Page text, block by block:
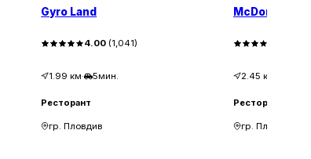
Gyro Land
4.00 (1,041)
1.99 км· 5мин.
Ресторант
гр. Пловдив
McDonald's
2.45 км
Ресторант
гр. Пловдив